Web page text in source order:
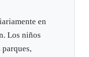
en
Los niños